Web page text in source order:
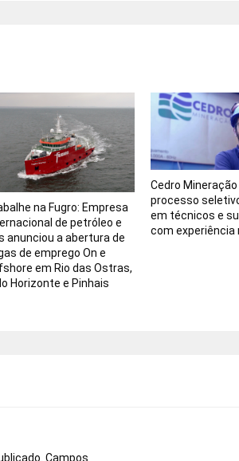
na Fugro: Empresa
de petróleo e
anunciou a abertura de
de emprego On e
em Rio das Ostras,
Horizonte e Pinhais
Cedro
processo
em técnicos e
com experiência
Campos